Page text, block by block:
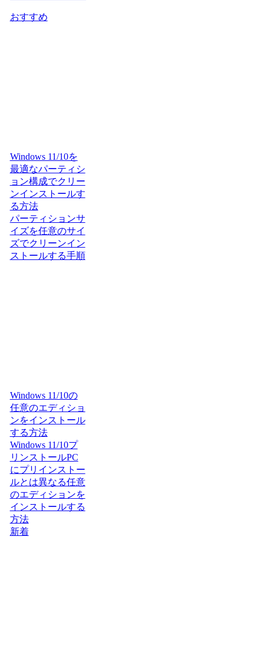
おすすめ
Windows 11/10を
最適なパーティシ
ョン構成でクリー
ンインストールす
る方法
パーティションサ
イズを任意のサイ
ズでクリーンイン
ストールする手順
Windows 11/10の
任意のエディショ
ンをインストール
する方法
Windows 11/10プ
リンストールPC
にプリインストー
ルとは異なる任意
のエディションを
インストールする
方法
新着